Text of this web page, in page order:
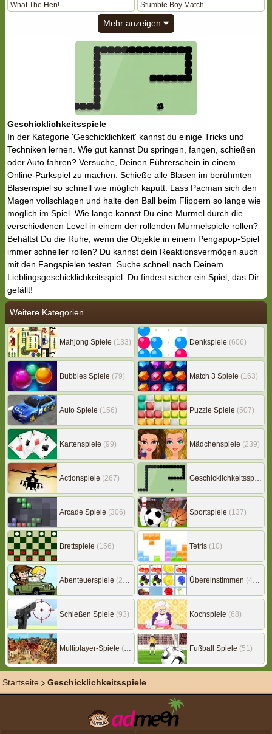
What The Hen! Stumble Boy Match
Mehr anzeigen
Geschicklichkeitsspiele
In der Kategorie 'Geschicklichkeit' kannst du einige Tricks und
Techniken lernen. Wie gut kannst Du springen, fangen, schießen
oder Auto fahren? Versuche, Deinen Führerschein in einem
Online-Parkspiel zu machen. Schieße alle Blasen im berühmten
Blasenspiel so schnell wie möglich kaputt. Lass Pacman sich den
Magen vollschlagen und halte den Ball beim Flippern so lange wie
möglich im Spiel. Wie lange kannst Du eine Murmel durch die
verschiedenen Level in einem der rollenden Murmelspiele rollen?
Behältst Du die Ruhe, wenn die Objekte in einem Pengapop-Spiel
immer schneller rollen? Du kannst dein Reaktionsvermögen auch
mit den Fangspielen testen. Suche schnell nach Deinem
Lieblingsgeschicklichkeitsspiel. Du findest sicher ein Spiel, das Dir
gefällt!
Weitere Kategorien
Mahjong Spiele (133) Denkspiele (606)
Bubbles Spiele (79) Match 3 Spiele (163)
Auto Spiele (156) Puzzle Spiele (507)
Kartenspiele (99) Mädchenspiele (239)
Actionspiele (267) Geschicklichkeitsspiele
Arcade Spiele (306) Sportspiele (137)
Brettspiele (156) Tetris (10)
Abenteuerspiele (217) Übereinstimmen (453)
Schießen Spiele (93) Kochspiele (68)
Multiplayer-Spiele (149) Fußball Spiele (51)
Startseite Geschicklichkeitsspiele